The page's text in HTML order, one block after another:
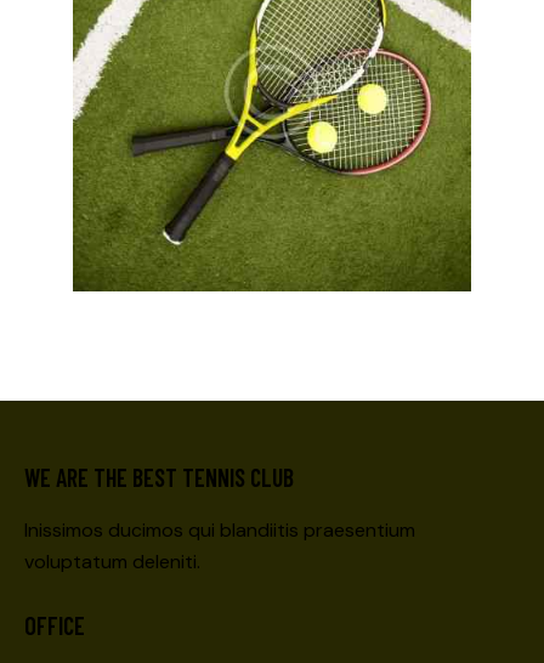
WE ARE THE BEST TENNIS CLUB
Inissimos ducimos qui blandiitis praesentium
voluptatum deleniti.
OFFICE